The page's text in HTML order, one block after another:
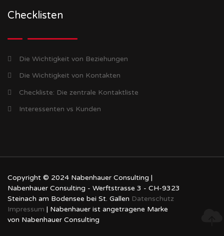
Checklisten
Die Wichtigkeit von Beziehungen
Die Wichtigkeit von Kontakten
Checkliste: Die zentrale Kontaktliste
Interessenten vs Kunden
Copyright © 2024 Nabenhauer Consulting |
Nabenhauer Consulting - Werftstrasse 3 - CH-9323
Steinach am Bodensee bei St. Gallen Datenschutz
Impressum | Nabenhauer ist angetragene Marke
von Nabenhauer Consulting